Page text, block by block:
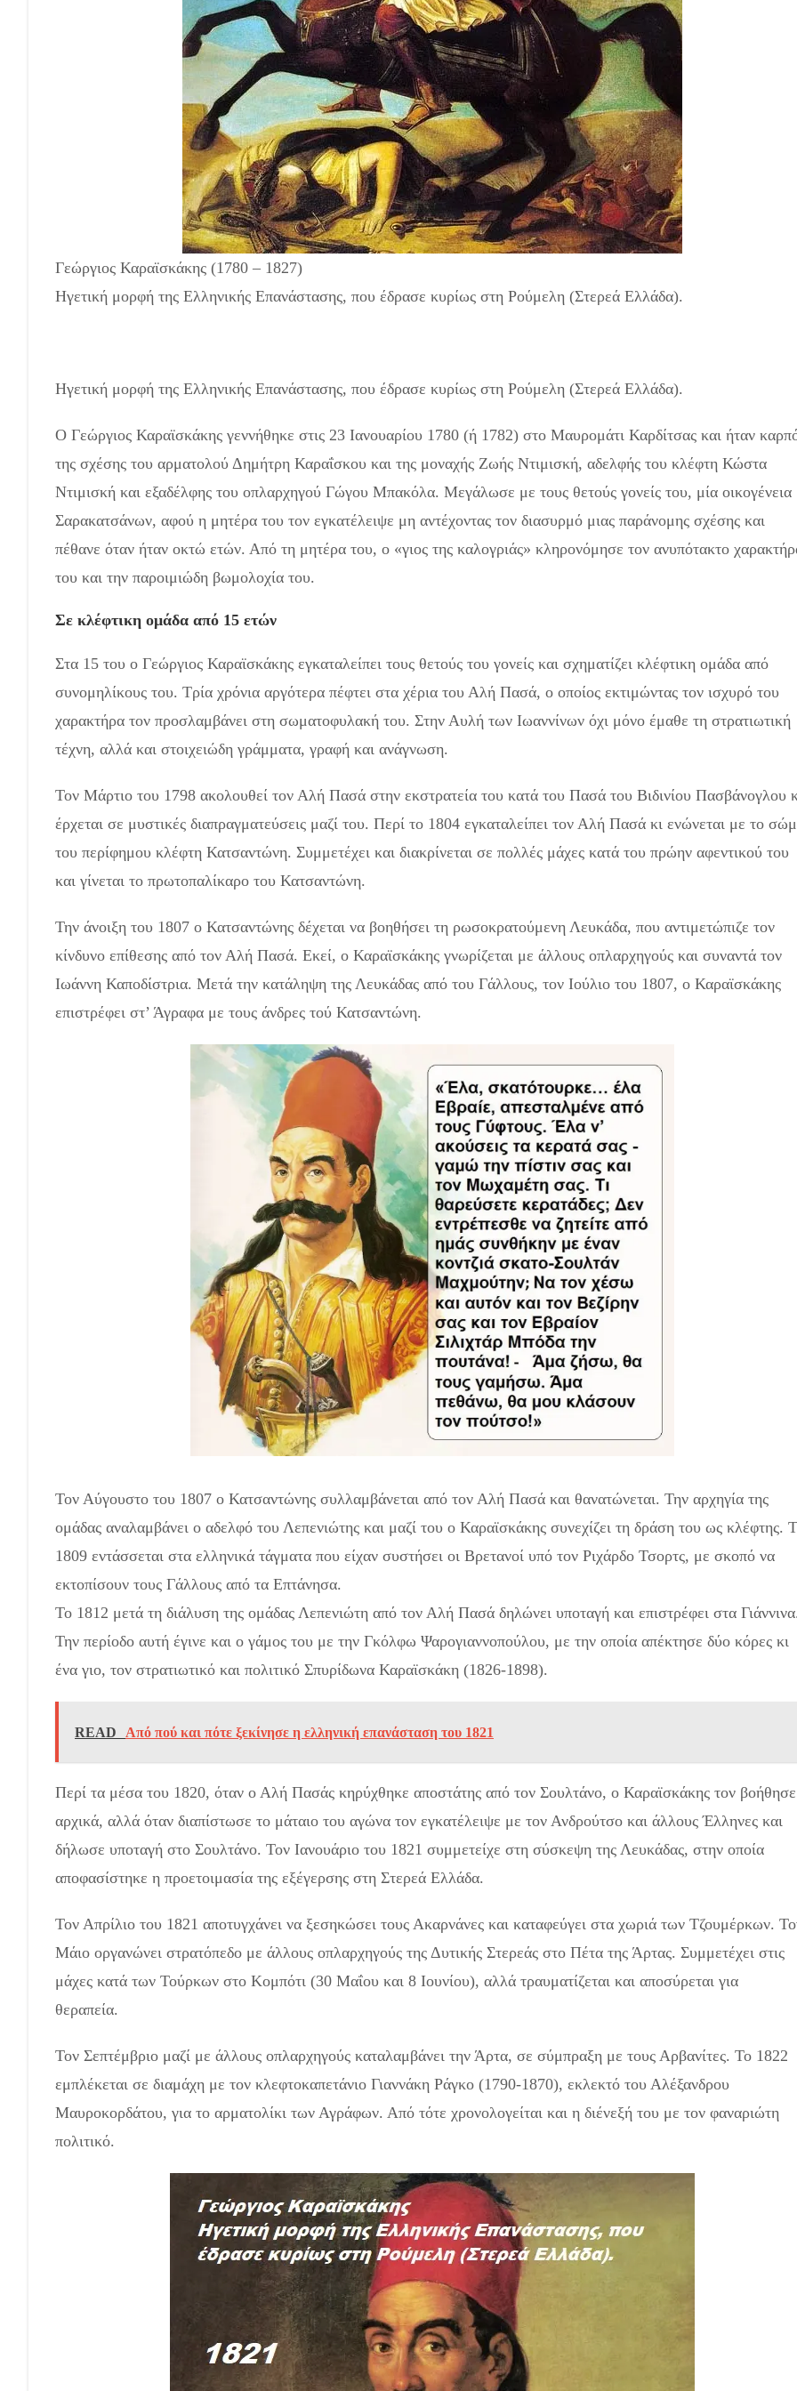
Γεώργιος Καραϊσκάκης (1780 – 1827)
Ηγετική μορφή της Ελληνικής Επανάστασης, που έδρασε κυρίως στη Ρούμελη (Στερεά Ελλάδα).
Ηγετική μορφή της Ελληνικής Επανάστασης, που έδρασε κυρίως στη Ρούμελη (Στερεά Ελλάδα).
Ο Γεώργιος Καραϊσκάκης γεννήθηκε στις 23 Ιανουαρίου 1780 (ή 1782) στο Μαυρομάτι Καρδίτσας και ήταν
της σχέσης του αρματολού Δημήτρη Καραΐσκου και της μοναχής Ζωής Ντιμισκή, αδελφής του κλέφτη Κώστα
Ντιμισκή και εξαδέλφης του οπλαρχηγού Γώγου Μπακόλα. Μεγάλωσε με τους θετούς γονείς του, μία οικογένεια
Σαρακατσάνων, αφού η μητέρα του τον εγκατέλειψε μη αντέχοντας τον διασυρμό μιας παράνομης σχέσης και
πέθανε όταν ήταν οκτώ ετών. Από τη μητέρα του, ο «γιος της καλογριάς» κληρονόμησε τον ανυπότακτο
του και την παροιμιώδη βωμολοχία του.
Σε κλέφτικη ομάδα από 15 ετών
Στα 15 του ο Γεώργιος Καραϊσκάκης εγκαταλείπει τους θετούς του γονείς και σχηματίζει κλέφτικη ομάδα από
συνομηλίκους του. Τρία χρόνια αργότερα πέφτει στα χέρια του Αλή Πασά, ο οποίος εκτιμώντας τον ισχυρό του
χαρακτήρα τον προσλαμβάνει στη σωματοφυλακή του. Στην Αυλή των Ιωαννίνων όχι μόνο έμαθε τη στρατιωτική
τέχνη, αλλά και στοιχειώδη γράμματα, γραφή και ανάγνωση.
Τον Μάρτιο του 1798 ακολουθεί τον Αλή Πασά στην εκστρατεία του κατά του Πασά του Βιδινίου Πασβάνογλου
έρχεται σε μυστικές διαπραγματεύσεις μαζί του. Περί το 1804 εγκαταλείπει τον Αλή Πασά κι ενώνεται με το
του περίφημου κλέφτη Κατσαντώνη. Συμμετέχει και διακρίνεται σε πολλές μάχες κατά του πρώην αφεντικού του
και γίνεται το πρωτοπαλίκαρο του Κατσαντώνη.
Την άνοιξη του 1807 ο Κατσαντώνης δέχεται να βοηθήσει τη ρωσοκρατούμενη Λευκάδα, που αντιμετώπιζε τον
κίνδυνο επίθεσης από τον Αλή Πασά. Εκεί, ο Καραϊσκάκης γνωρίζεται με άλλους οπλαρχηγούς και συναντά τον
Ιωάννη Καποδίστρια. Μετά την κατάληψη της Λευκάδας από του Γάλλους, τον Ιούλιο του 1807, ο Καραϊσκάκης
επιστρέφει στ’ Άγραφα με τους άνδρες τού Κατσαντώνη.
Τον Αύγουστο του 1807 ο Κατσαντώνης συλλαμβάνεται από τον Αλή Πασά και θανατώνεται. Την αρχηγία της
ομάδας αναλαμβάνει ο αδελφό του Λεπενιώτης και μαζί του ο Καραϊσκάκης συνεχίζει τη δράση του ως κλέφτης.
1809 εντάσσεται στα ελληνικά τάγματα που είχαν συστήσει οι Βρετανοί υπό τον Ριχάρδο Τσορτς, με σκοπό να
εκτοπίσουν τους Γάλλους από τα Επτάνησα.
Το 1812 μετά τη διάλυση της ομάδας Λεπενιώτη από τον Αλή Πασά δηλώνει υποταγή και επιστρέφει στα
Την περίοδο αυτή έγινε και ο γάμος του με την Γκόλφω Ψαρογιαννοπούλου, με την οποία απέκτησε δύο κόρες κι
ένα γιο, τον στρατιωτικό και πολιτικό Σπυρίδωνα Καραϊσκάκη (1826-1898).
READ Από πού και πότε ξεκίνησε η ελληνική επανάσταση του 1821
Περί τα μέσα του 1820, όταν ο Αλή Πασάς κηρύχθηκε αποστάτης από τον Σουλτάνο, ο Καραϊσκάκης τον βοήθησε
αρχικά, αλλά όταν διαπίστωσε το μάταιο του αγώνα τον εγκατέλειψε με τον Ανδρούτσο και άλλους Έλληνες και
δήλωσε υποταγή στο Σουλτάνο. Τον Ιανουάριο του 1821 συμμετείχε στη σύσκεψη της Λευκάδας, στην οποία
αποφασίστηκε η προετοιμασία της εξέγερσης στη Στερεά Ελλάδα.
Τον Απρίλιο του 1821 αποτυγχάνει να ξεσηκώσει τους Ακαρνάνες και καταφεύγει στα χωριά των Τζουμέρκων.
Μάιο οργανώνει στρατόπεδο με άλλους οπλαρχηγούς της Δυτικής Στερεάς στο Πέτα της Άρτας. Συμμετέχει στις
μάχες κατά των Τούρκων στο Κομπότι (30 Μαΐου και 8 Ιουνίου), αλλά τραυματίζεται και αποσύρεται για
θεραπεία.
Τον Σεπτέμβριο μαζί με άλλους οπλαρχηγούς καταλαμβάνει την Άρτα, σε σύμπραξη με τους Αρβανίτες. Το 1822
εμπλέκεται σε διαμάχη με τον κλεφτοκαπετάνιο Γιαννάκη Ράγκο (1790-1870), εκλεκτό του Αλέξανδρου
Μαυροκορδάτου, για το αρματολίκι των Αγράφων. Από τότε χρονολογείται και η διένεξή του με τον φαναριώτη
πολιτικό.